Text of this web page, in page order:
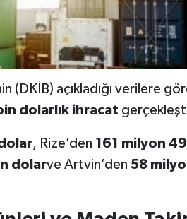
(DKİB) açıkladığı verilere
dolarlık ihracat
, Rize’den 161 milyon
dolarve Artvin’den 58